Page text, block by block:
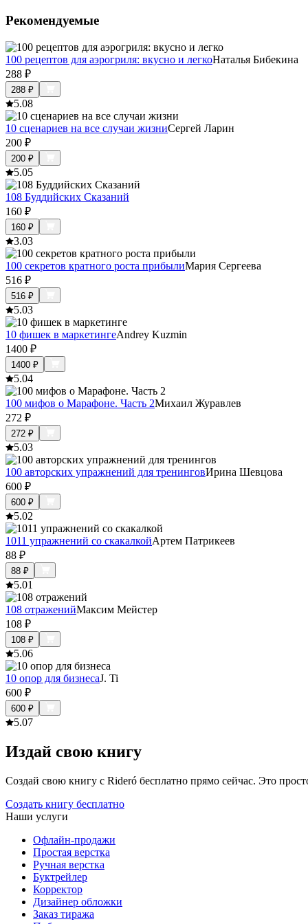
Рекомендуемые
100 рецептов для аэрогриля: вкусно и легкоНаталья Бибекина
288 ₽
288 ₽
5.08
10 сценариев на все случаи жизниСергей Ларин
200 ₽
200 ₽
5.05
108 Буддийских Сказаний
160 ₽
160 ₽
3.03
100 секретов кратного роста прибылиМария Сергеева
516 ₽
516 ₽
5.03
10 фишек в маркетингеAndrey Kuzmin
1400 ₽
1400 ₽
5.04
100 мифов о Марафоне. Часть 2Михаил Журавлев
272 ₽
272 ₽
5.03
100 авторских упражнений для тренинговИрина Шевцова
600 ₽
600 ₽
5.02
1011 упражнений со скакалкойАртем Патрикеев
88 ₽
88 ₽
5.01
108 отраженийМаксим Мейстер
108 ₽
108 ₽
5.06
10 опор для бизнесаJ. Ti
600 ₽
600 ₽
5.07
Издай свою книгу
Создай свою книгу с Rideró бесплатно прямо сейчас. Это
Создать книгу бесплатно
Наши услуги
Офлайн-продажи
Простая верстка
Ручная верстка
Буктрейлер
Корректор
Дизайнер обложки
Заказ тиража